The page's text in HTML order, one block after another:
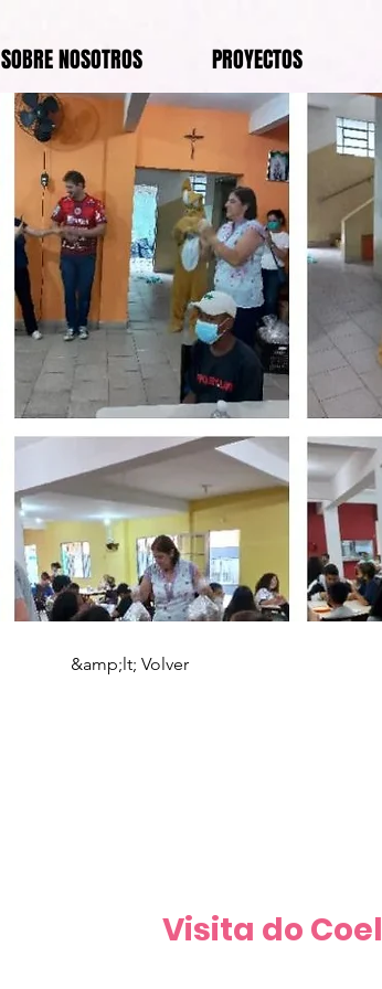
SOBRE NOSOTROS PROYECTOS
&amp;lt; Volver
Visita do